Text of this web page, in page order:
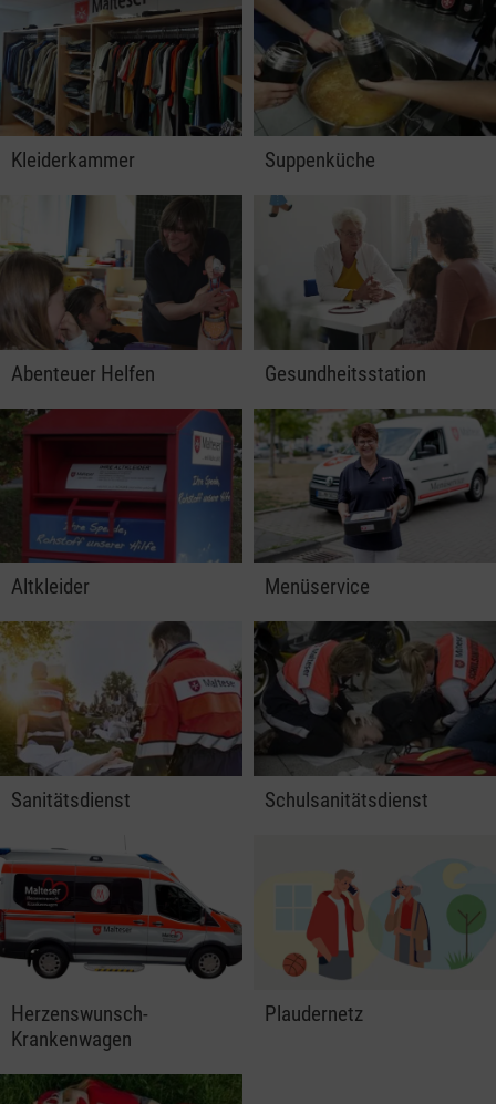
Kleiderkammer Suppenküche
Abenteuer Helfen Gesundheitsstation
Altkleider Menüservice
Sanitätsdienst Schulsanitätsdienst
Herzenswunsch-
Krankenwagen
Plaudernetz